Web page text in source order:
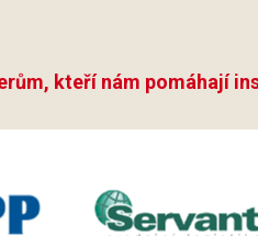
kteří nám pomáhají